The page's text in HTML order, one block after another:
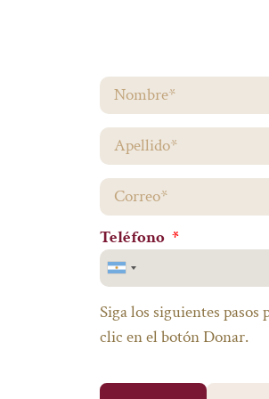
Teléfono
Argentina
Siga los siguientes
clic en el botón Donar.